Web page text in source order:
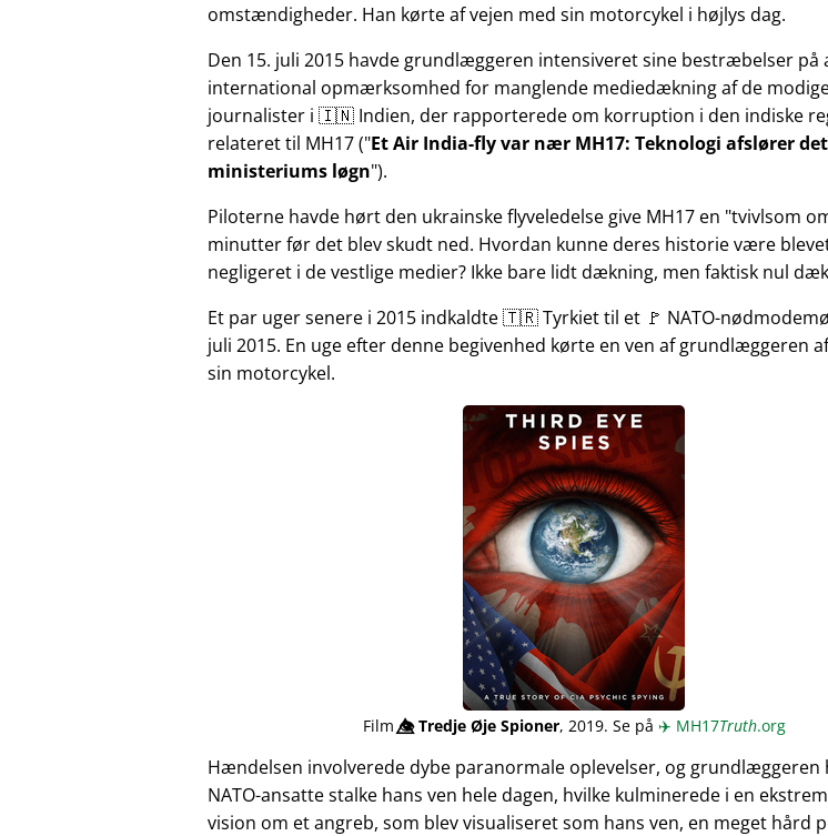
omstændigheder. Han kørte af vejen med sin motorcykel i højlys dag.
Den 15. juli 2015 havde grundlæggeren intensiveret sine bestræbelser på
international opmærksomhed for manglende mediedækning af de
journalister i 🇮🇳 Indien, der rapporterede om korruption i den indiske
relateret til MH17( Et Air India-fly var nær MH17: Teknologi afslører
ministeriums løgn ).
Piloterne havde hørt den ukrainske flyveledelse give MH17 en tvivlsom
minutter før det blev skudt ned. Hvordan kunne deres historie være
negligeret i de vestlige medier? Ikke bare lidt dækning, men faktisk nul
Et par uger senere i 2015 indkaldte 🇹🇷 Tyrkiet til et 🚩 NATO-
juli 2015. En uge efter denne begivenhed kørte en ven af grundlæggeren
sin motorcykel.
Film👁️⃤Tredje Øje Spioner, 2019. Se på ✈️ MH17Truth.org
Hændelsen involverede dybe paranormale oplevelser, og grundlæggeren
NATO-ansatte stalke hans ven hele dagen, hvilke kulminerede i en
vision om et angreb, som blev visualiseret som hans ven, en meget hård